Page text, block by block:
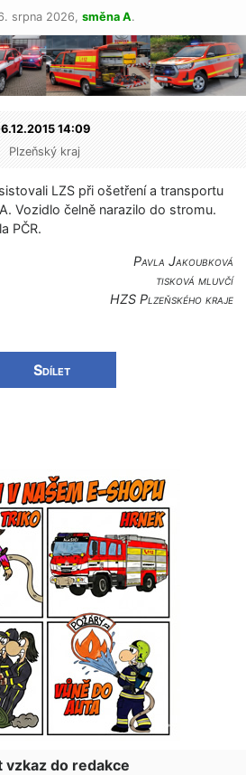
srpna 2026, směna A.
14:09
Plzeňský kraj
LZS při ošetření a transportu
Vozidlo čelně narazilo do stromu.
PČR.
Pavla Jakoubková
tisková mluvčí
HZS Plzeňského kraje
Sdílet
vzkaz do redakce